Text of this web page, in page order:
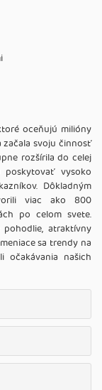
oceňujú milióny
začala svoju činnosť
rozšírila do celej
poskytovať vysoko
Dôkladným
viac ako 800
po celom svete.
atraktívny
sa trendy na
očakávania našich